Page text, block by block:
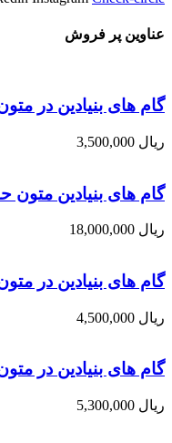
عناوین پر فروش
گام های بنیادین در
ریال
گام های بنیادین متون
ریال
گام های بنیادین در
ریال
گام های بنیادین در
ریال